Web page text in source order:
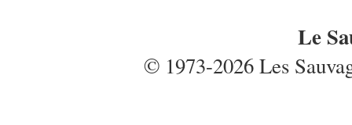
Le
© 1973-2026 Les